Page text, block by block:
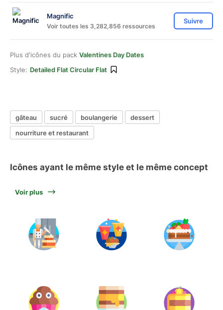
Magnific
Voir toutes les 3,282,856 ressources
Suivre
Plus d'icônes du pack Valentines Day Dates
Style: Detailed Flat Circular Flat
gâteau sucré boulangerie
dessert
nourriture et restaurant
Icônes ayant le même style et le même concept
Voir plus